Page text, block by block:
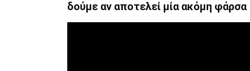
δούμε αν αποτελεί μία ακόμη φάρσα